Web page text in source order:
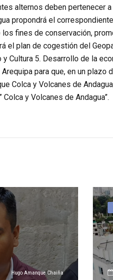
alternos deben pertenecer
propondrá el
fines de conservación,
el plan de cogestión del
Cultura 5. Desarrollo de la
para que, en un plazo
Colca y Volcanes de
y Volcanes de Andagua”.
Hugo Amanque Chaiña